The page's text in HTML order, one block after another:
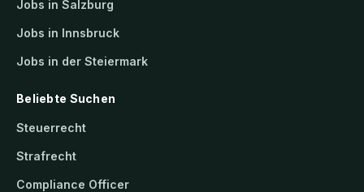
Jobs in Salzburg
Jobs in Innsbruck
Jobs in der Steiermark
Beliebte Suchen
Steuerrecht
Strafrecht
Compliance Officer